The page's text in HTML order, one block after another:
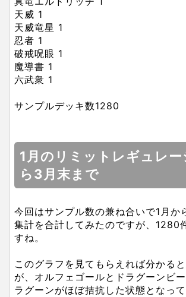
天威 1
天威竜星 1
忍者 1
破戒呪眼 1
魔導書 1
六武衆 1
サンプルデッキ数1280
1月のリミットレギュレ
ら3月末まで
今回はサンプル数の兼ね合いで1月か
集計を合計してみたのですが、1280
すね。
このグラフを見てもらえれば分かる
が、オルフェゴールとドラグーンビ
ラグーンがほぼ拮抗した状態となって